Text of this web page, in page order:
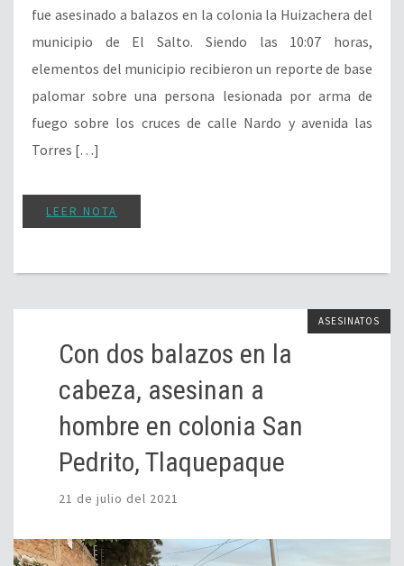
fue asesinado a balazos en la colonia la Huizachera del
municipio de El Salto. Siendo las 10:07 horas,
elementos del municipio recibieron un reporte de base
palomar sobre una persona lesionada por arma de
fuego sobre los cruces de calle Nardo y avenida las
Torres […]
LEER NOTA
ASESINATOS
Con dos balazos en la
cabeza, asesinan a
hombre en colonia San
Pedrito, Tlaquepaque
21 de julio del 2021